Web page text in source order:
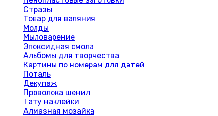
Стразы
Товар для валяния
Молды
Мыловарение
Эпоксидная смола
Альбомы для творчества
Картины по номерам для детей
Поталь
Декупаж
Проволока шенил
Тату наклейки
Алмазная мозайка